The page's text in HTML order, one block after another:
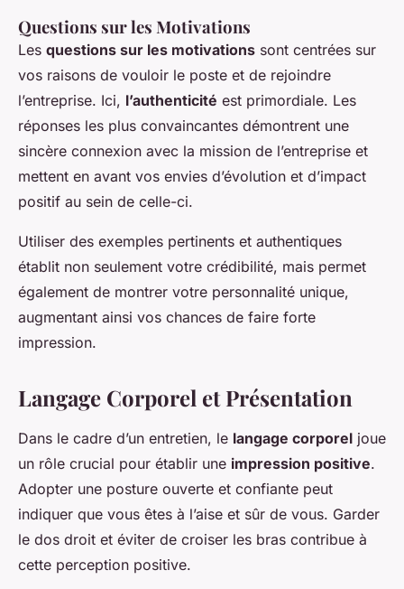
Questions sur les Motivations
Les questions sur les motivations sont centrées sur
vos raisons de vouloir le poste et de rejoindre
l’entreprise. Ici, l’authenticité est primordiale. Les
réponses les plus convaincantes démontrent une
sincère connexion avec la mission de l’entreprise et
mettent en avant vos envies d’évolution et d’impact
positif au sein de celle-ci.
Utiliser des exemples pertinents et authentiques
établit non seulement votre crédibilité, mais permet
également de montrer votre personnalité unique,
augmentant ainsi vos chances de faire forte
impression.
Langage Corporel et Présentation
Dans le cadre d’un entretien, le langage corporel joue
un rôle crucial pour établir une impression positive.
Adopter une posture ouverte et confiante peut
indiquer que vous êtes à l’aise et sûr de vous. Garder
le dos droit et éviter de croiser les bras contribue à
cette perception positive.